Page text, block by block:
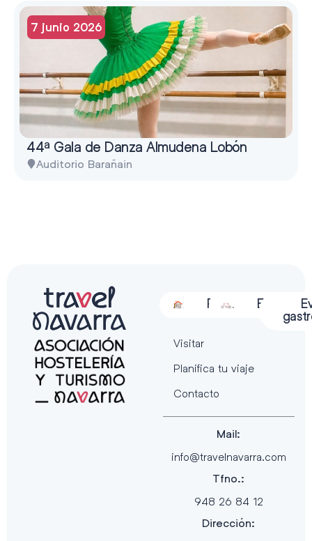
7 junio 2026
44ª Gala de Danza Almudena Lobón
Auditorio Barañain
Alojamiento
Restauración
Actividades
Visitar
Planifica tu viaje
Contacto
Mail:
info@travelnavarra.com
Tfno.:
948 26 84 12
Dirección: